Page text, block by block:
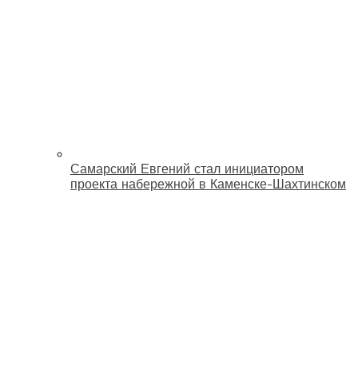
Самарский Евгений стал инициатором
проекта набережной в Каменске-Шахтинском